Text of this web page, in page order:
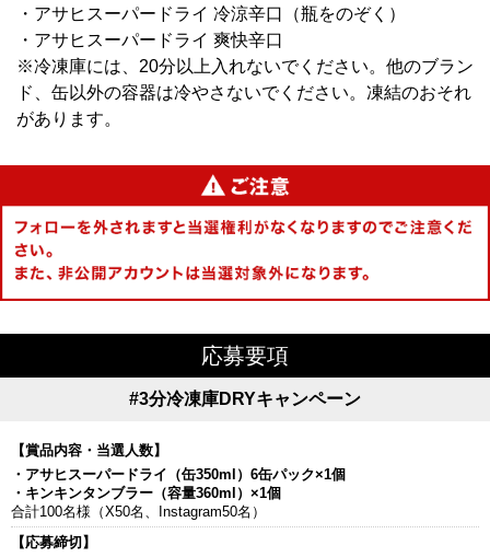
・アサヒスーパードライ 冷涼辛口（瓶をのぞく）
・アサヒスーパードライ 爽快辛口
※冷凍庫には、20分以上入れないでください。他のブラン
ド、缶以外の容器は冷やさないでください。凍結のおそれ
があります。
応募要項
#3分冷凍庫DRYキャンペーン
【賞品内容・当選人数】
・アサヒスーパードライ（缶350ml）6缶パック×1個
・キンキンタンブラー（容量360ml）×1個
合計100名様（X50名、Instagram50名）
【応募締切】